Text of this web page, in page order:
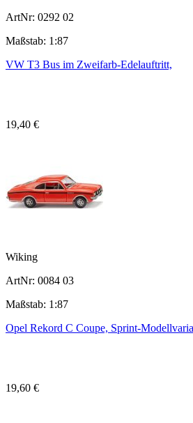
ArtNr: 0292 02
Maßstab: 1:87
VW T3 Bus im Zweifarb-Edelauftritt,
19,40 €
Wiking
ArtNr: 0084 03
Maßstab: 1:87
Opel Rekord C Coupe, Sprint-
19,60 €